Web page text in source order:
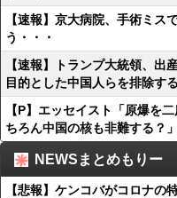
【速報】京大病院、手術ミス
う・・・
【速報】トランプ大統領、出
目的とした中国人らを排除す
【P】エッセイスト「原爆を
ちろん中国の核も非難する？
NEWSまとめもりー
【悲報】ケンコバがコロナ